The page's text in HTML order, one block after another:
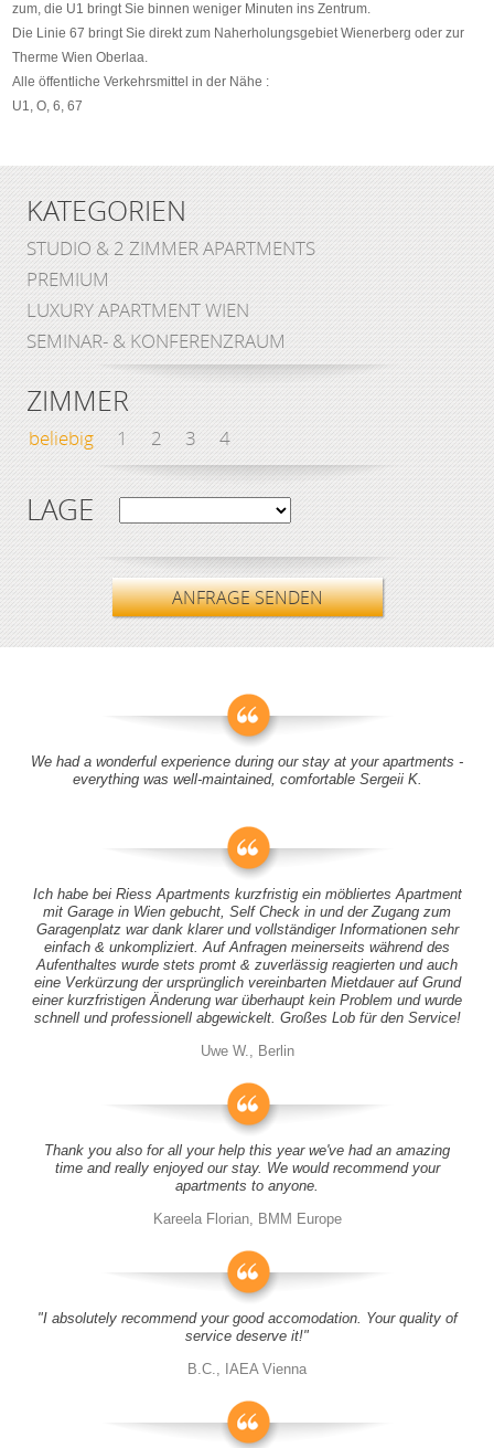
zum, die U1 bringt Sie binnen weniger Minuten ins Zentrum.
Die Linie 67 bringt Sie direkt zum Naherholungsgebiet Wienerberg oder zur
Therme Wien Oberlaa.
Alle öffentliche Verkehrsmittel in der Nähe :
U1, O, 6, 67
KATEGORIEN
STUDIO & 2 ZIMMER APARTMENTS
PREMIUM
LUXURY APARTMENT WIEN
SEMINAR- & KONFERENZRAUM
ZIMMER
beliebig 1 2 3 4
LAGE
ANFRAGE SENDEN
We had a wonderful experience during our stay at your apartments -
everything was well-maintained, comfortable Sergeii K.
Ich habe bei Riess Apartments kurzfristig ein möbliertes Apartment
mit Garage in Wien gebucht, Self Check in und der Zugang zum
Garagenplatz war dank klarer und vollständiger Informationen sehr
einfach & unkompliziert. Auf Anfragen meinerseits während des
Aufenthaltes wurde stets promt & zuverlässig reagierten und auch
eine Verkürzung der ursprünglich vereinbarten Mietdauer auf Grund
einer kurzfristigen Änderung war überhaupt kein Problem und wurde
schnell und professionell abgewickelt. Großes Lob für den Service!
Uwe W., Berlin
Thank you also for all your help this year we've had an amazing
time and really enjoyed our stay. We would recommend your
apartments to anyone.
Kareela Florian, BMM Europe
"I absolutely recommend your good accomodation. Your quality of
service deserve it!"
B.C., IAEA Vienna